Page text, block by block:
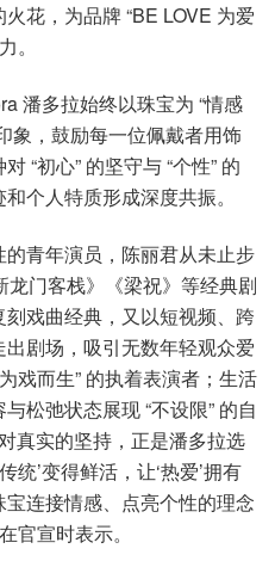
花，为品牌 “BE LOVE 为爱
。
潘多拉始终以珠宝为 “情感
象，鼓励每一位佩戴者用饰
“初心” 的坚守与 “个性” 的
个人特质形成深度共振。
青年演员，陈丽君从未止步
龙门客栈》《梁祝》等经典剧
戏曲经典，又以短视频、跨
剧场，吸引无数年轻观众爱
戏而生” 的执着表演者；生活
松弛状态展现 “不设限” 的自
实的坚持，正是潘多拉选
统’变得鲜活，让‘热爱’拥有
连接情感、点亮个性的理念
官宣时表示。